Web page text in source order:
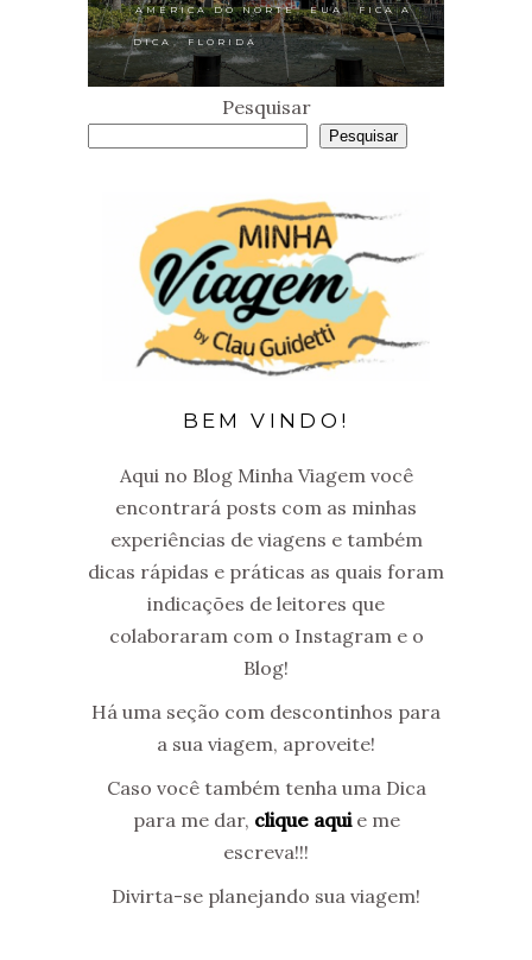
AMÉRICA DO NORTE, EUA, FICA A
DICA , FLÓRIDA
Pesquisar
Pesquisar
BEM VINDO!
Aqui no Blog Minha Viagem você
encontrará posts com as minhas
experiências de viagens e também
dicas rápidas e práticas as quais foram
indicações de leitores que
colaboraram com o Instagram e o
Blog!
Há uma seção com descontinhos para
a sua viagem, aproveite!
Caso você também tenha uma Dica
para me dar, clique aquie me
escreva!!!
Divirta-se planejando sua viagem!